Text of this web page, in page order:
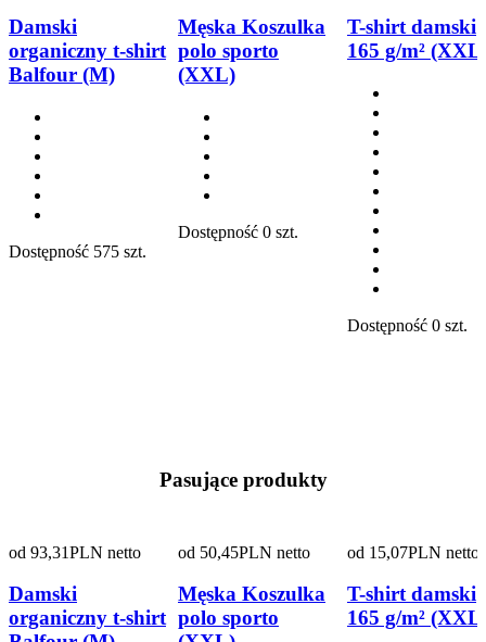
Damski
organiczny t-shirt
Balfour (M)
Dostępność 575 szt.
Męska Koszulka
polo sporto
(XXL)
Dostępność 0 szt.
T-shirt damski
165 g/m²
Dostępność 0 szt.
Pasujące produkty
od 93,31PLN netto
Damski
organiczny t-shirt
od 50,45PLN netto
Męska Koszulka
polo sporto
od 15,07PLN netto
T-shirt damski
165 g/m²